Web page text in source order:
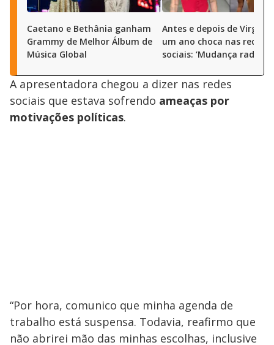
Caetano e Bethânia ganham
Grammy de Melhor Álbum de
Música Global
Antes e depois de
um ano choca nas redes
sociais: ‘Mudança radical’
A apresentadora chegou a dizer nas redes
sociais que estava sofrendo ameaças por
motivações políticas.
“Por hora, comunico que minha agenda de
trabalho está suspensa. Todavia, reafirmo que
não abrirei mão das minhas escolhas, inclusive